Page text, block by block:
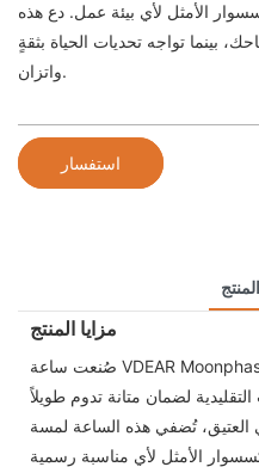
الأمثل لأي بيئة عمل. دع هذه
بينما تواجه تحديات الحياة بثقةٍ
واتزان.
استفسار
مزايا المنتج
صُنعت ساعة VDEAR Moonphase الأوتوماتيكية باستخدام مواد عالية
لضمان متانة تدوم طويلاً
العتيق، تُضفي هذه الساعة لمسة
الأمثل لأي مناسبة رسمية